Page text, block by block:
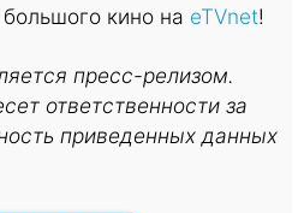
кино на eTVnet!
пресс-релизом.
ответственности за
приведенных данных